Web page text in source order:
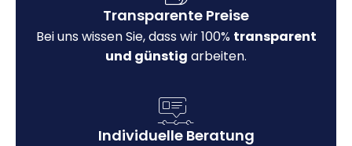
Transparente Preise
Bei uns wissen Sie, dass wir 100% transparent
und günstig arbeiten.
Individuelle Beratung